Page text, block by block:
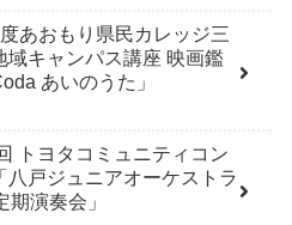
あおもり県民カレッジ三
域キャンパス講座 映画鑑
あいのうた」
トヨタコミュニティコン
八戸ジュニアオーケストラ
期演奏会」